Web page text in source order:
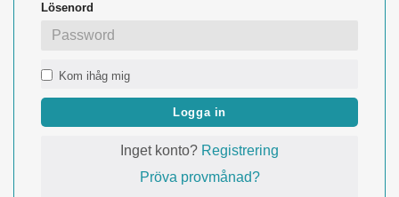
Lösenord
Kom ihåg mig
Logga in
Inget konto? Registrering
Pröva provmånad?